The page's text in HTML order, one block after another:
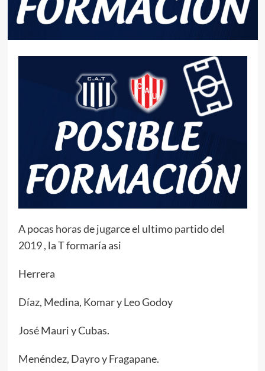
A pocas horas de jugarce el ultimo partido del
2019 , la T formaría asi
Herrera
Díaz, Medina, Komar y Leo Godoy
José Mauri y Cubas.
Menéndez, Dayro y Fragapane.